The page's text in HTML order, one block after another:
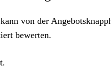
von der
bewerten.